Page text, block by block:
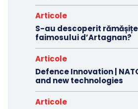
Articole
S-au descoperit
faimosului d’Artagnan?
Articole
Defence Innovation |
and new technologies
Articole